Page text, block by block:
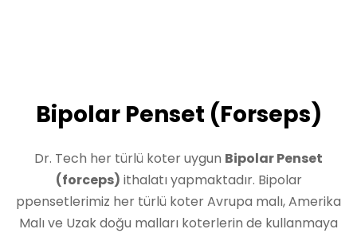
Bipolar Penset (Forseps)
Dr. Tech her türlü koter uygun Bipolar Penset
(forceps) ithalatı yapmaktadır. Bipolar
ppensetlerimiz her türlü koter Avrupa malı, Amerika
Malı ve Uzak doğu malları koterlerin de kullanmaya